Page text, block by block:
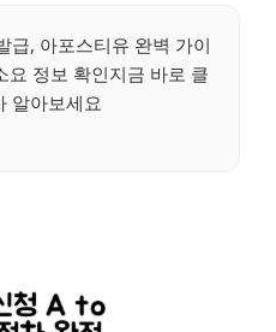
급, 아포스티유 완벽 가이
요 정보 확인지금 바로 클
알아보세요